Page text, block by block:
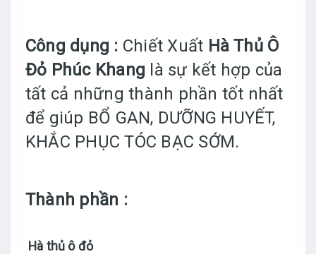
Công dụng : Chiết Xuất Hà Thủ Ô
Đỏ Phúc Khang là sự kết hợp của
tất cả những thành phần tốt nhất
để giúp BỔ GAN, DƯỠNG HUYẾT,
KHẮC PHỤC TÓC BẠC SỚM.
Thành phần :
Hà thủ ô đỏ